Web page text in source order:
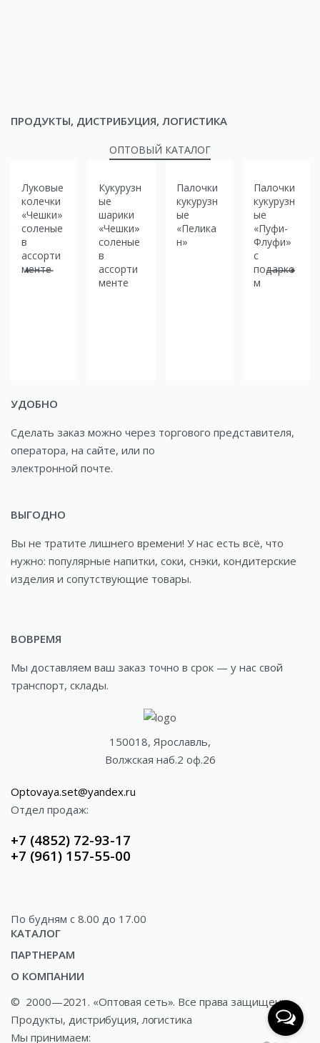
ПРОДУКТЫ, ДИСТРИБУЦИЯ, ЛОГИСТИКА
ОПТОВЫЙ КАТАЛОГ
Луковые
колечки
«Чешки»
соленые
в
ассорти
менте
Кукурузн
ые
шарики
«Чешки»
соленые
в
ассорти
менте
Палочки
кукурузн
ые
«Пелика
н»
Палочки
кукурузн
ые
«Пуфи-
Флуфи»
с
подарко
м
УДОБНО
Сделать заказ можно через торгового представителя,
оператора, на сайте, или по
электронной почте.
ВЫГОДНО
Вы не тратите лишнего времени! У нас есть всё, что
нужно: популярные напитки, соки, снэки, кондитерские
изделия и сопутствующие товары.
ВОВРЕМЯ
Мы доставляем ваш заказ точно в срок — у нас свой
транспорт, склады.
150018, Ярославль,
Волжская наб.2 оф.26
Optovaya.set@yandex.ru
Отдел продаж:
+7 (4852) 72-93-17
+7 (961) 157-55-00
По будням c 8.00 до 17.00
КАТАЛОГ
Акции
Газированные напитки
Минеральные и ключевые воды
Соки и сокосодержащая продукция
ПАРТНЕРАМ
Доставка
Как купить?
Сотрудничество
О КОМПАНИИ
О компании
Новости
© 2000—2021. «Оптовая сеть». Все права защищены.
Продукты, дистрибуция, логистика
Мы принимаем: